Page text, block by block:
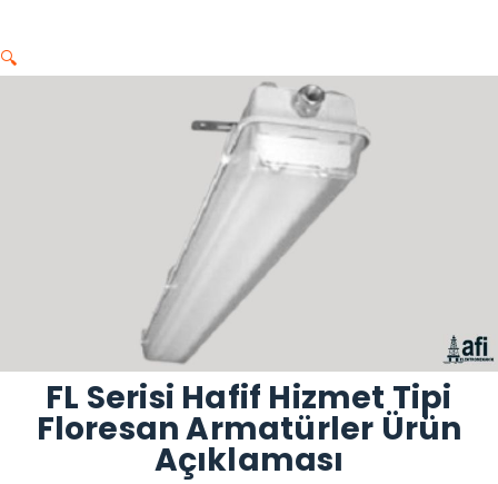
🔍
FL Serisi Hafif Hizmet Tipi
Floresan Armatürler Ürün
Açıklaması